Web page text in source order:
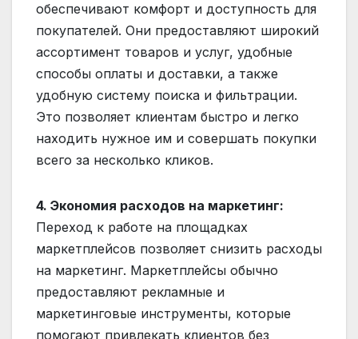
обеспечивают комфорт и доступность для
покупателей. Они предоставляют широкий
ассортимент товаров и услуг, удобные
способы оплаты и доставки, а также
удобную систему поиска и фильтрации.
Это позволяет клиентам быстро и легко
находить нужное им и совершать покупки
всего за несколько кликов.
4. Экономия расходов на маркетинг:
Переход к работе на площадках
маркетплейсов позволяет снизить расходы
на маркетинг. Маркетплейсы обычно
предоставляют рекламные и
маркетинговые инструменты, которые
помогают привлекать клиентов без